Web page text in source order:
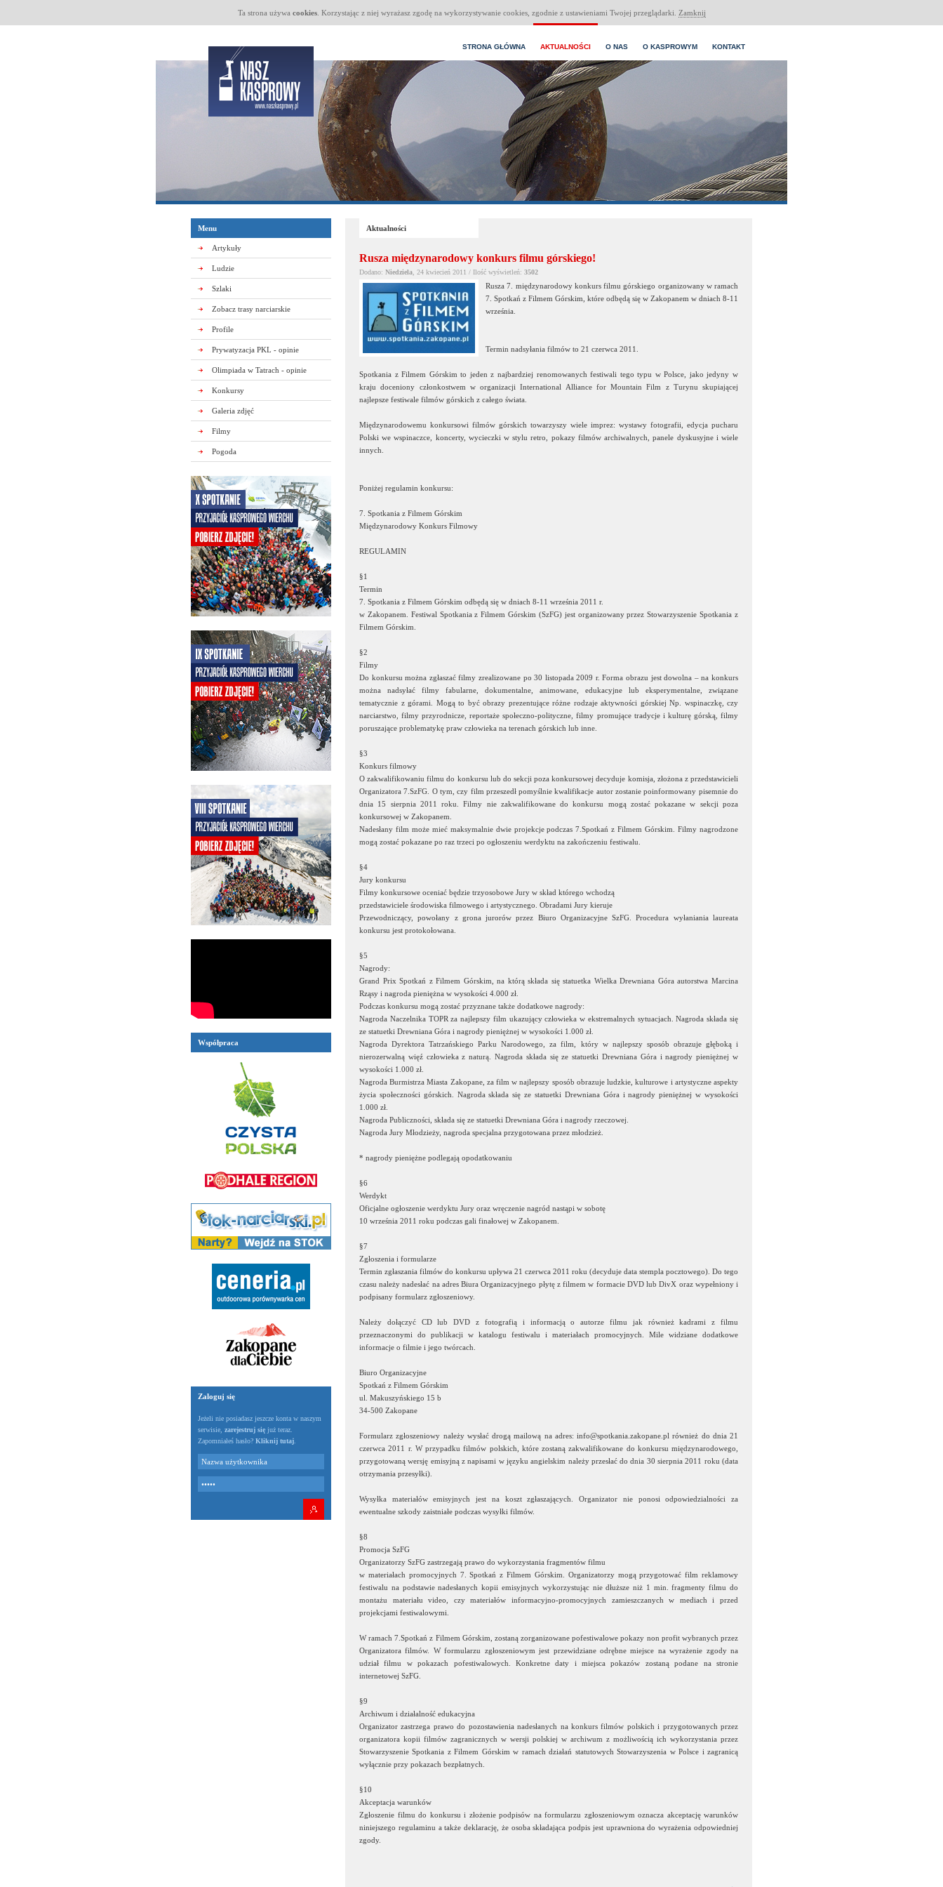
Ta strona używa cookies. Korzystając z niej wyrażasz zgodę na wykorzystywanie cookies, zgodnie z ustawieniami Twojej przeglądarki. Zamknij
STRONA GŁÓWNA AKTUALNOŚCI O NAS O KASPROWYM KONTAKT
Menu
Artykuły
Ludzie
Szlaki
Zobacz trasy narciarskie
Profile
Prywatyzacja PKL - opinie
Olimpiada w Tatrach - opinie
Konkursy
Galeria zdjęć
Filmy
Pogoda
Współpraca
Zaloguj się
Jeżeli nie posiadasz jeszcze konta w naszym
serwisie, zarejestruj się już teraz.
Zapomniałeś hasło? Kliknij tutaj
Aktualności
Rusza międzynarodowy konkurs filmu górskiego!
Dodano: Niedziela , 24 kwiecień 2011 / Ilość wyświetleń: 3502
Rusza 7. międzynarodowy konkurs filmu górskiego organizowany w ramach
7. Spotkań z Filmem Górskim, które odbędą się w Zakopanem w dniach 8-11
września.
Termin nadsyłania filmów to 21 czerwca 2011.
Spotkania z Filmem Górskim to jeden z najbardziej renomowanych festiwali tego typu w Polsce, jako jedyny w
kraju doceniony członkostwem w organizacji International Alliance for Mountain Film z Turynu skupiającej
najlepsze festiwale filmów górskich z całego świata.
Międzynarodowemu konkursowi filmów górskich towarzyszy wiele imprez: wystawy fotografii, edycja pucharu
Polski we wspinaczce, koncerty, wycieczki w stylu retro, pokazy filmów archiwalnych, panele dyskusyjne i wiele
innych.
Poniżej regulamin konkursu:
7. Spotkania z Filmem Górskim
Międzynarodowy Konkurs Filmowy
REGULAMIN
§1
Termin
7. Spotkania z Filmem Górskim odbędą się w dniach 8-11 września 2011 r.
w Zakopanem. Festiwal Spotkania z Filmem Górskim (SzFG) jest organizowany przez Stowarzyszenie Spotkania z
Filmem Górskim.
§2
Filmy
Do konkursu można zgłaszać filmy zrealizowane po 30 listopada 2009 r. Forma obrazu jest dowolna – na konkurs
można nadsyłać filmy fabularne, dokumentalne, animowane, edukacyjne lub eksperymentalne, związane
tematycznie z górami. Mogą to być obrazy prezentujące różne rodzaje aktywności górskiej Np. wspinaczkę, czy
narciarstwo, filmy przyrodnicze, reportaże społeczno-polityczne, filmy promujące tradycje i kulturę górską, filmy
poruszające problematykę praw człowieka na terenach górskich lub inne.
§3
Konkurs filmowy
O zakwalifikowaniu filmu do konkursu lub do sekcji poza konkursowej decyduje komisja, złożona z przedstawicieli
Organizatora 7.SzFG. O tym, czy film przeszedł pomyślnie kwalifikacje autor zostanie poinformowany pisemnie do
dnia 15 sierpnia 2011 roku. Filmy nie zakwalifikowane do konkursu mogą zostać pokazane w sekcji poza
konkursowej w Zakopanem.
Nadesłany film może mieć maksymalnie dwie projekcje podczas 7.Spotkań z Filmem Górskim. Filmy nagrodzone
mogą zostać pokazane po raz trzeci po ogłoszeniu werdyktu na zakończeniu festiwalu.
§4
Jury konkursu
Filmy konkursowe oceniać będzie trzyosobowe Jury w skład którego wchodzą
przedstawiciele środowiska filmowego i artystycznego. Obradami Jury kieruje
Przewodniczący, powołany z grona jurorów przez Biuro Organizacyjne SzFG. Procedura wyłaniania laureata
konkursu jest protokołowana.
§5
Nagrody:
Grand Prix Spotkań z Filmem Górskim, na którą składa się statuetka Wielka Drewniana Góra autorstwa Marcina
Rząsy i nagroda pieniężna w wysokości 4.000 zł.
Podczas konkursu mogą zostać przyznane także dodatkowe nagrody:
Nagroda Naczelnika TOPR za najlepszy film ukazujący człowieka w ekstremalnych sytuacjach. Nagroda składa się
ze statuetki Drewniana Góra i nagrody pieniężnej w wysokości 1.000 zł.
Nagroda Dyrektora Tatrzańskiego Parku Narodowego, za film, który w najlepszy sposób obrazuje głęboką i
nierozerwalną więź człowieka z naturą. Nagroda składa się ze statuetki Drewniana Góra i nagrody pieniężnej w
wysokości 1.000 zł.
Nagroda Burmistrza Miasta Zakopane, za film w najlepszy sposób obrazuje ludzkie, kulturowe i artystyczne aspekty
życia społeczności górskich. Nagroda składa się ze statuetki Drewniana Góra i nagrody pieniężnej w wysokości
1.000 zł.
Nagroda Publiczności, składa się ze statuetki Drewniana Góra i nagrody rzeczowej.
Nagroda Jury Młodzieży, nagroda specjalna przygotowana przez młodzież.
* nagrody pieniężne podlegają opodatkowaniu
§6
Werdykt
Oficjalne ogłoszenie werdyktu Jury oraz wręczenie nagród nastąpi w sobotę
10 września 2011 roku podczas gali finałowej w Zakopanem.
§7
Zgłoszenia i formularze
Termin zgłaszania filmów do konkursu upływa 21 czerwca 2011 roku (decyduje data stempla pocztowego). Do tego
czasu należy nadesłać na adres Biura Organizacyjnego płytę z filmem w formacie DVD lub DivX oraz wypełniony i
podpisany formularz zgłoszeniowy.
Należy dołączyć CD lub DVD z fotografią i informacją o autorze filmu jak również kadrami z filmu
przeznaczonymi do publikacji w katalogu festiwalu i materiałach promocyjnych. Mile widziane dodatkowe
informacje o filmie i jego twórcach.
Biuro Organizacyjne
Spotkań z Filmem Górskim
ul. Makuszyńskiego 15 b
34-500 Zakopane
Formularz zgłoszeniowy należy wysłać drogą mailową na adres: info@spotkania.zakopane.pl również do dnia 21
czerwca 2011 r. W przypadku filmów polskich, które zostaną zakwalifikowane do konkursu międzynarodowego,
przygotowaną wersję emisyjną z napisami w języku angielskim należy przesłać do dnia 30 sierpnia 2011 roku (data
otrzymania przesyłki).
Wysyłka materiałów emisyjnych jest na koszt zgłaszających. Organizator nie ponosi odpowiedzialności za
ewentualne szkody zaistniałe podczas wysyłki filmów.
§8
Promocja SzFG
Organizatorzy SzFG zastrzegają prawo do wykorzystania fragmentów filmu
w materiałach promocyjnych 7. Spotkań z Filmem Górskim. Organizatorzy mogą przygotować film reklamowy
festiwalu na podstawie nadesłanych kopii emisyjnych wykorzystując nie dłuższe niż 1 min. fragmenty filmu do
montażu materiału video, czy materiałów informacyjno-promocyjnych zamieszczanych w mediach i przed
projekcjami festiwalowymi.
W ramach 7.Spotkań z Filmem Górskim, zostaną zorganizowane pofestiwalowe pokazy non profit wybranych przez
Organizatora filmów. W formularzu zgłoszeniowym jest przewidziane odrębne miejsce na wyrażenie zgody na
udział filmu w pokazach pofestiwalowych. Konkretne daty i miejsca pokazów zostaną podane na stronie
internetowej SzFG.
§9
Archiwum i działalność edukacyjna
Organizator zastrzega prawo do pozostawienia nadesłanych na konkurs filmów polskich i przygotowanych przez
organizatora kopii filmów zagranicznych w wersji polskiej w archiwum z możliwością ich wykorzystania przez
Stowarzyszenie Spotkania z Filmem Górskim w ramach działań statutowych Stowarzyszenia w Polsce i zagranicą
wyłącznie przy pokazach bezpłatnych.
§10
Akceptacja warunków
Zgłoszenie filmu do konkursu i złożenie podpisów na formularzu zgłoszeniowym oznacza akceptację warunków
niniejszego regulaminu a także deklarację, że osoba składająca podpis jest uprawniona do wyrażenia odpowiedniej
zgody.